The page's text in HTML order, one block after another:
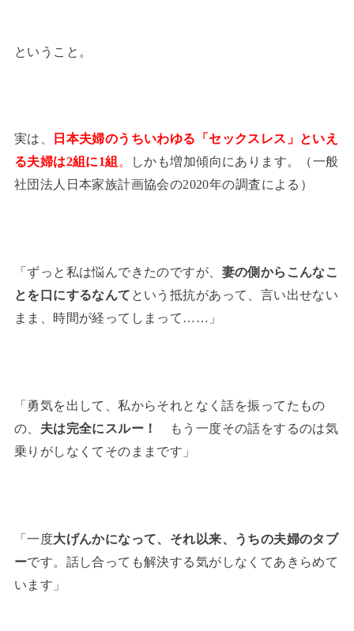
ということ。
実は、
日本夫婦のうちいわゆる「セックスレス」といえ
る夫婦は2組に1組 。
しかも増加傾向にあります。（一般
社団法人日本家族計画協会の2020年の調査による）
「ずっと私は悩んできたのですが、 妻の側からこんなこ
とを口にするなんて という抵抗があって、言い出せない
まま、時間が経ってしまって……」
「勇気を出して、私からそれとなく話を振ってたもの
の、 夫は完全にスルー！
もう一度その話をするのは気
乗りがしなくてそのままです」
「一度大げんかになって、それ以来、うちの夫婦のタブ
ーです。話し合っても解決する気がしなくてあきらめて
います」